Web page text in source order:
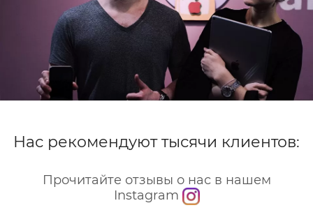
Нас рекомендуют тысячи клиентов:
Прочитайте отзывы о нас в нашем
Instagram